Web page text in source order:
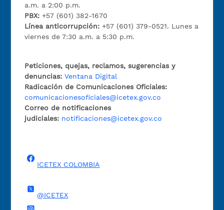
a.m. a 2:00 p.m.
PBX:+57 (601) 382-1670
Línea anticorrupción:+57 (601) 379-0521. Lunes a
viernes de 7:30 a.m. a 5:30 p.m.
Peticiones, quejas, reclamos, sugerencias y
denuncias: Ventana Digital
Radicación de Comunicaciones Oficiales:
comunicacionesoficiales@icetex.gov.co
Correo de notificaciones
judiciales: notificaciones@icetex.gov.co
ICETEX COLOMBIA
@ICETEX